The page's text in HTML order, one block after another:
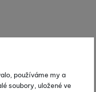
používáme my a
soubory, uložené ve